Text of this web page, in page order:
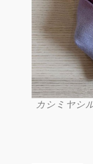
カシミヤ